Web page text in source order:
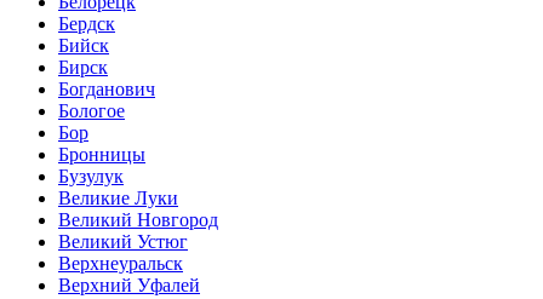
Бердск
Бийск
Бирск
Богданович
Бологое
Бор
Бронницы
Бузулук
Великие Луки
Великий Новгород
Великий Устюг
Верхнеуральск
Верхний Уфалей